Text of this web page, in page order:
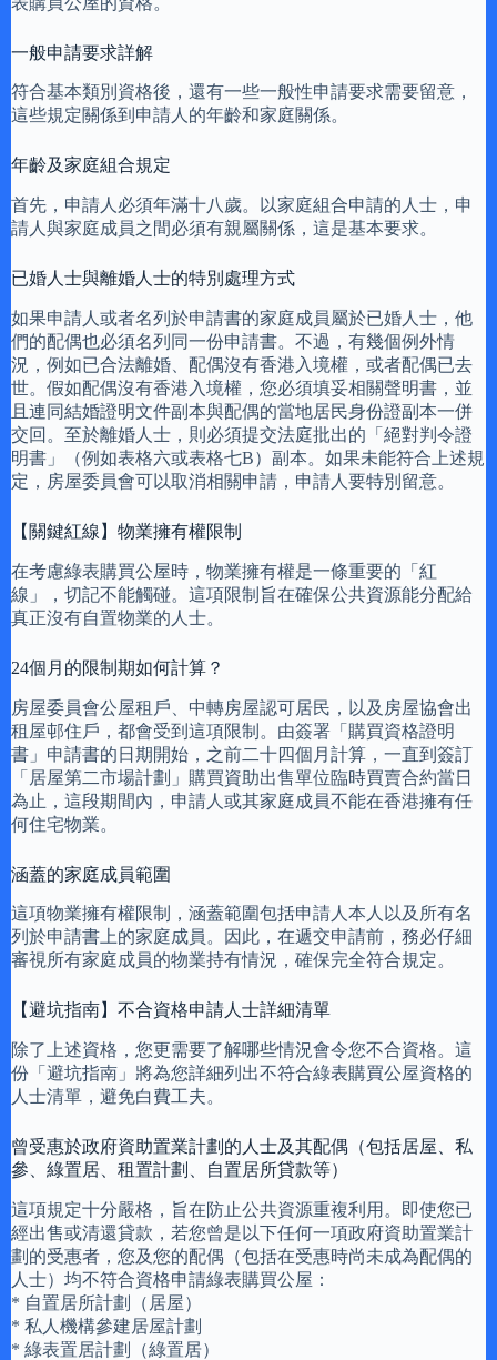
一般申請要求詳解
符合基本類別資格後，還有一些一般性申請要求需要留意，
這些規定關係到申請人的年齡和家庭關係。
年齡及家庭組合規定
首先，申請人必須年滿十八歲。以家庭組合申請的人士，申
請人與家庭成員之間必須有親屬關係，這是基本要求。
已婚人士與離婚人士的特別處理方式
如果申請人或者名列於申請書的家庭成員屬於已婚人士，他
們的配偶也必須名列同一份申請書。不過，有幾個例外情
況，例如已合法離婚、配偶沒有香港入境權，或者配偶已去
世。假如配偶沒有香港入境權，您必須填妥相關聲明書，並
且連同結婚證明文件副本與配偶的當地居民身份證副本一併
交回。至於離婚人士，則必須提交法庭批出的「絕對判令證
明書」（例如表格六或表格七B）副本。如果未能符合上述規
定，房屋委員會可以取消相關申請，申請人要特別留意。
【關鍵紅線】物業擁有權限制
在考慮綠表購買公屋時，物業擁有權是一條重要的「紅
線」，切記不能觸碰。這項限制旨在確保公共資源能分配給
真正沒有自置物業的人士。
24個月的限制期如何計算？
房屋委員會公屋租戶、中轉房屋認可居民，以及房屋協會出
租屋邨住戶，都會受到這項限制。由簽署「購買資格證明
書」申請書的日期開始，之前二十四個月計算，一直到簽訂
「居屋第二市場計劃」購買資助出售單位臨時買賣合約當日
為止，這段期間內，申請人或其家庭成員不能在香港擁有任
何住宅物業。
涵蓋的家庭成員範圍
這項物業擁有權限制，涵蓋範圍包括申請人本人以及所有名
列於申請書上的家庭成員。因此，在遞交申請前，務必仔細
審視所有家庭成員的物業持有情況，確保完全符合規定。
【避坑指南】不合資格申請人士詳細清單
除了上述資格，您更需要了解哪些情況會令您不合資格。這
份「避坑指南」將為您詳細列出不符合綠表購買公屋資格的
人士清單，避免白費工夫。
曾受惠於政府資助置業計劃的人士及其配偶（包括居屋、私
參、綠置居、租置計劃、自置居所貸款等）
這項規定十分嚴格，旨在防止公共資源重複利用。即使您已
經出售或清還貸款，若您曾是以下任何一項政府資助置業計
劃的受惠者，您及您的配偶（包括在受惠時尚未成為配偶的
人士）均不符合資格申請綠表購買公屋：
* 自置居所計劃（居屋）
* 私人機構參建居屋計劃
* 綠表置居計劃（綠置居）